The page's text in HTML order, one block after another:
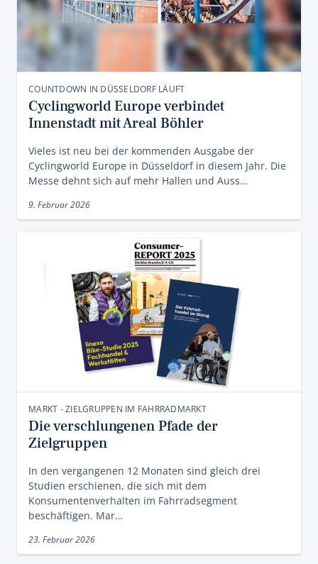
COUNTDOWN IN DÜSSELDORF LÄUFT
Cyclingworld Europe verbindet
Innenstadt mit Areal Böhler
Vieles ist neu bei der kommenden Ausgabe der
Cyclingworld Europe in Düsseldorf in diesem Jahr. Die
Messe dehnt sich auf mehr Hallen und Auss…
9. Februar 2026
MARKT - ZIELGRUPPEN IM FAHRRADMARKT
Die verschlungenen Pfade der
Zielgruppen
In den vergangenen 12 Monaten sind gleich drei
Studien erschienen, die sich mit dem
Konsumentenverhalten im Fahrradsegment
beschäftigen. Mar…
23. Februar 2026